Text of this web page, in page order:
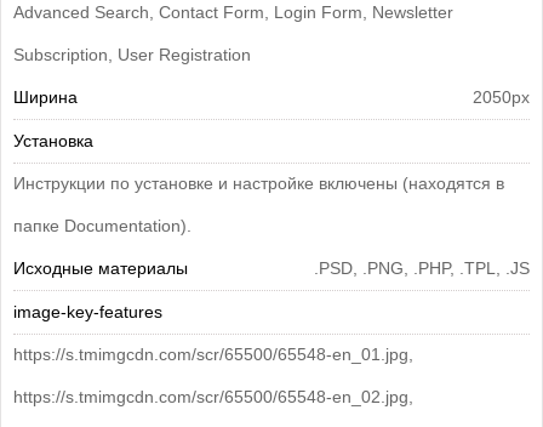
Advanced Search, Contact Form, Login Form, Newsletter
Subscription, User Registration
Ширина 2050px
Установка
Инструкции по установке и настройке включены (находятся в
папке Documentation).
Исходные материалы .PSD, .PNG, .PHP, .TPL, .JS
image-key-features
https://s.tmimgcdn.com/scr/65500/65548-en_01.jpg,
https://s.tmimgcdn.com/scr/65500/65548-en_02.jpg,